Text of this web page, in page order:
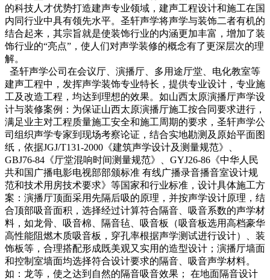
的科技人才优势打造建声专业领域，建声工程设计和施工在国
内同行业中具有领先水平。圣轩声学将声学与装饰二者有机的
结合起来，其宗旨就是使装饰行业的内涵更加丰富，增加了装
饰行业的“亮点”，使人们对声学装修的概念有了更深层次的理
解。
圣轩声学公司在会议厅、演播厅、多用途厅堂、电化教室等
建声工程中，发挥声学装饰专业特长，提供专业设计，专业施
工及改造工程，均达到理想的效果。如山西太原演播厅声学设
计与装修案例：为保证山西太原演播厅施工按合同要求进行，
满足业主对工程质量施工安全和施工周期的要求，圣轩声学公
司组织声学专家到现场考察论证，结合实地勘测及原始平面图
纸，依据JGJ/T131-2000《建筑声学设计及测量规范》、
GBJ76-84《厅堂混响时间测量规范》、GYJ26-86《中华人民
共和国广播电影电视部部颁标准 有线广播录音播音室设计规
范和技术用房技术要求》等国家和行业标准，设计具体施工方
案：演播厅顶面采用先隔后吸的原理，并按声学设计原理，结
合顶部吸音面积，选择经过计算符合隔音、吸音系数的声学材
料，如龙骨、吸音棉、隔音毡、吸音板（吸音板选用高档豪华
高性能阻燃木质吸音板，穿孔率根据声学测试进行设计）、装
饰板等，合理搭配形成既美观又实用的造型设计；演播厅墙面
和控制室墙面均选择符合设计要求的隔音、吸音声学材料。
如：龙等，使之达到自然的隔音吸音效果； 在地面隔音设计